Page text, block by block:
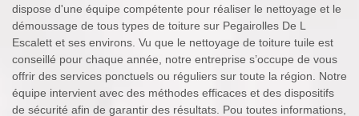
dispose d'une équipe compétente pour réaliser le nettoyage et le
démoussage de tous types de toiture sur Pegairolles De L
Escalett et ses environs. Vu que le nettoyage de toiture tuile est
conseillé pour chaque année, notre entreprise s’occupe de vous
offrir des services ponctuels ou réguliers sur toute la région. Notre
équipe intervient avec des méthodes efficaces et des dispositifs
de sécurité afin de garantir des résultats. Pou toutes informations,